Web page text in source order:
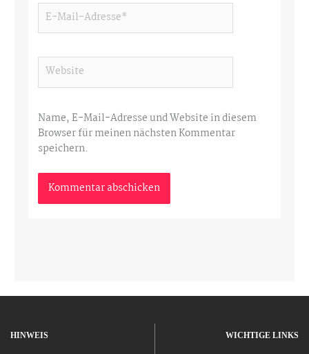
E-
Mail-
Website
Name, E-Mail-Adresse und Website in diesem
Browser für meinen nächsten Kommentar
speichern.
HINWEIS WICHTIGE LINKS